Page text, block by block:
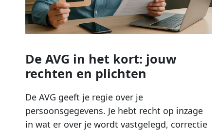
De AVG in het kort: jouw
rechten en plichten
De AVG geeft je regie over je
persoonsgegevens. Je hebt recht op inzage
in wat er over je wordt vastgelegd, correctie